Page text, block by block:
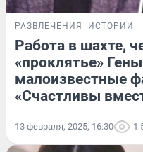
РАЗВЛЕЧЕНИЯ ИСТОРИИ
Работа в шахте,
«проклятье»
малоизвестные
«Счастливы
13 февраля, 2025, 16:30 1